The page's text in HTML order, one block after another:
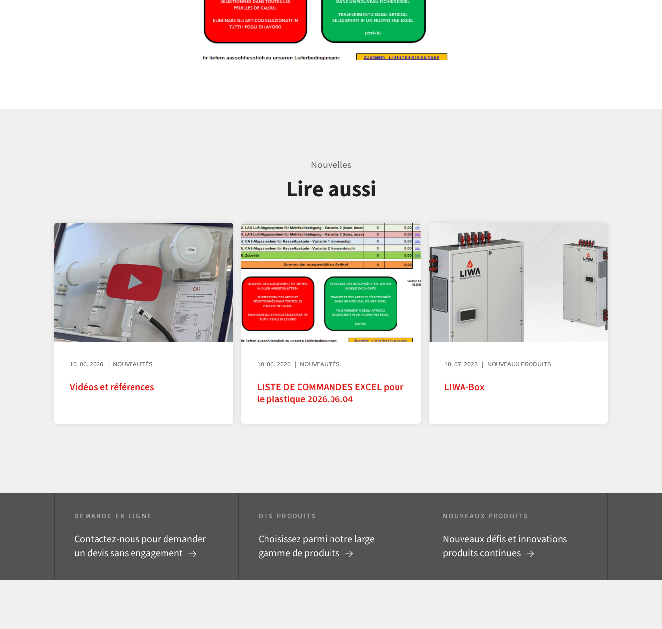
Nouvelles
Lire aussi
10. 06. 2026 NOUVEAUTÉS
Vidéos et références
10. 06. 2026 NOUVEAUTÉS
LISTE DE COMMANDES EXCEL pour
le plastique 2026.06.04
18. 07. 2023 NOUVEAUX PRODUITS
LIWA-Box
DEMANDE EN LIGNE
Contactez-nous pour demander
un devis sans engagement
DES PRODUITS
Choisissez parmi notre large
gamme de produits
NOUVEAUX PRODUITS
Nouveaux défis et innovations
produits continues